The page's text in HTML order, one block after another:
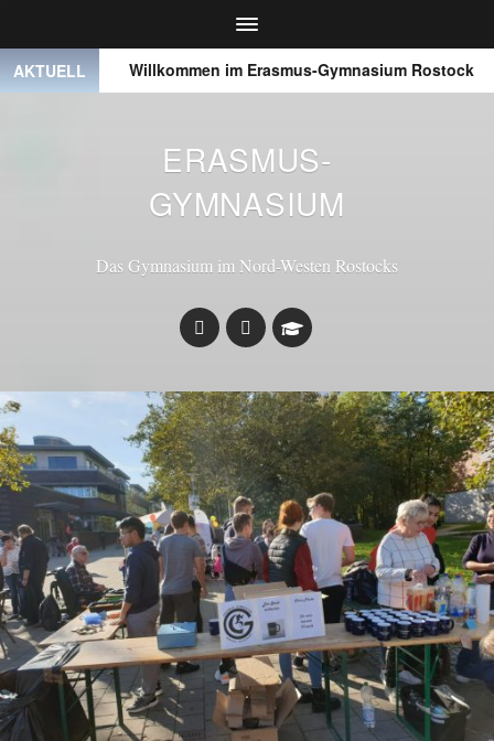
AKTUELL
● Willkommen im Erasmus-Gymnasium Rostock
ERASMUS-
GYMNASIUM
Das Gymnasium im Nord-Westen Rostocks